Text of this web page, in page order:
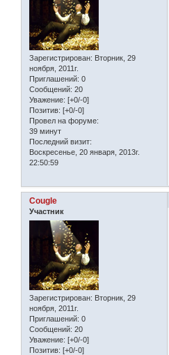
Зарегистрирован: Вторник, 29
ноября, 2011г.
Приглашений: 0
Сообщений: 20
Уважение: [+0/-0]
Позитив: [+0/-0]
Провел на форуме:
39 минут
Последний визит:
Воскресенье, 20 января, 2013г.
22:50:59
Cougle
Участник
Зарегистрирован: Вторник, 29
ноября, 2011г.
Приглашений: 0
Сообщений: 20
Уважение: [+0/-0]
Позитив: [+0/-0]